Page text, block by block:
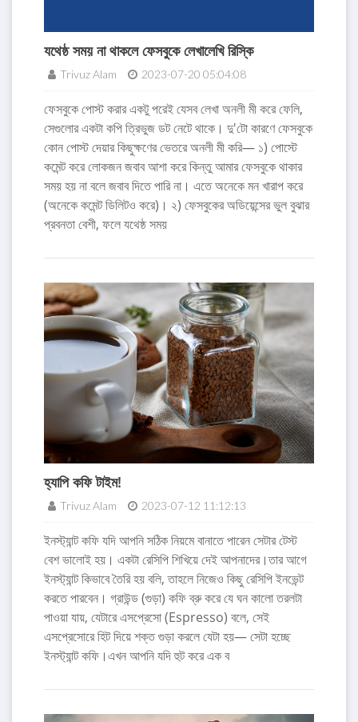
যথেষ্ঠ সময় না থাকলে ফেসবুকে লেখালেখি রিস্কি
Trivuz Alam 2023-07-20 05:04:08
ফেসবুকে পোস্ট করার একটু পরেই যেসব লেখা অনলী মী করে ফেলি,
সেগুলোর একটা কপি ত্রিভুজ ডট নেটে থাকে। দু'টো কারণে ফেসবুকে
কোন পোস্ট দেয়ার কিছুক্ষণের ভেতরে অনলী মী করি— ১) পোস্টে
কমেন্ট করে লোকজন জবাব আশা করে কিন্তু আমার ফেসবুকে থাকার
সময় হয় না বলে জবাব দিতে পারি না। এতে অনেকে মন খারাপ করে
(অনেকে কমেন্ট ডিলিটও করে)। ২) ফেসবুকের অডিয়েন্সের ভুল বুঝার
প্রবনতা বেশী, ফলে যথেষ্ঠ সময়
হ্যাপি কফি টাইম!
Trivuz Alam 2023-07-12 11:12:13
ইনস্ট্যান্ট কফি যদি আপনি সঠিক নিয়মে বানাতে পারেন সেটার টেস্ট
বেশ ভালোই হয়। একটা রেসিপি শিখিয়ে দেই আপনাদের।তার আগে
ইনস্ট্যান্ট কিভাবে তৈরি হয় বলি, তাহলে নিজেও কিছু রেসিপি ইনভেন্ট
করতে পারবেন। গ্রাউন্ড (গুড়া) কফি ব্রু করে যে ঘন কালো তরলটা
পাওয়া যায়, যেটারে এসপ্রেসো (Espresso) বলে, সেই
এসপ্রেসোরে হিট দিয়ে শক্ত গুড়া করলে যেটা হয়— সেটা হচ্ছে
ইনস্ট্যান্ট কফি।এখন আপনি যদি হুট করে এক ব